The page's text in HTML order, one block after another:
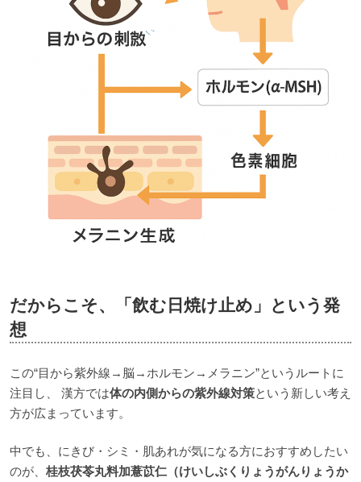
だからこそ、「飲む日焼け止め」という発
想
この“目から紫外線→脳→ホルモン→メラニン”というルートに
注目し、 漢方では体の内側からの紫外線対策という新しい考え
方が広まっています。
中でも、にきび・シミ・肌あれが気になる方におすすめしたい
のが、 桂枝茯苓丸料加薏苡仁（けいしぶくりょうがんりょうか